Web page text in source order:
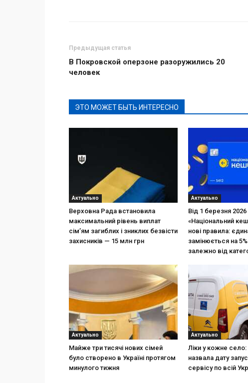
Предыдущая статья
В Покровской оперзоне разоружились 20
человек
ЭТО МОЖЕТ БЫТЬ ИНТЕРЕСНО
Актуально
Верховна Рада встановила
максимальний рівень виплат
сім’ям загиблих і зниклих безвісти
захисників — 15 млн грн
Актуально
Від 1 березня
«Національний
нові правила:
замінюється на 5%
залежно від
Актуально
Майже три тисячі нових сімей
було створено в Україні протягом
минулого тижня
Актуально
Ліки у кожне село:
назвала дату
сервісу по всій